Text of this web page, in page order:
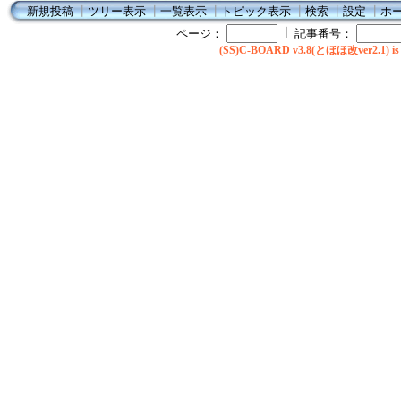
新規投稿┃ツリー表示┃一覧表示┃トピック表示┃検索┃設定┃ホ
ページ：
記事番号：
(SS)C-BOARD v3.8(とほほ改ver2.1) is